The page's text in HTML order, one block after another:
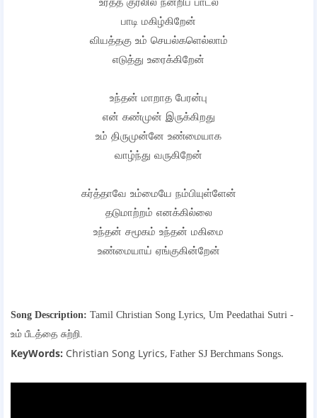
உரத்த குரலில் நன்றிப் பாடல்
பாடி மகிழ்கிறேன்
வியத்தகு உம் செயல்களெல்லாம்
எடுத்து உரைக்கிறேன்
உந்தன் மாறாத பேரன்பு
என் கண்முன் இருக்கிறது
உம் திருமுன்னே உண்மையாக
வாழ்ந்து வருகிறேன்
கர்த்தாவே உம்மையே நம்பியுள்ளேன்
தடுமாற்றம் எனக்கில்லை
உந்தன் சமூகம் உந்தன் மகிமை
உண்மையாய் ஏங்குகின்றேன்
Song Description: Tamil Christian Song Lyrics, Um Peedathai Sutri -
உம் பீடத்தை சுற்றி.
KeyWords: Christian Song Lyrics, Father SJ Berchmans Songs.